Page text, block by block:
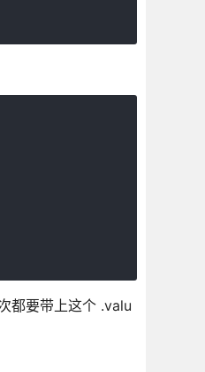
都要带上这个 .valu